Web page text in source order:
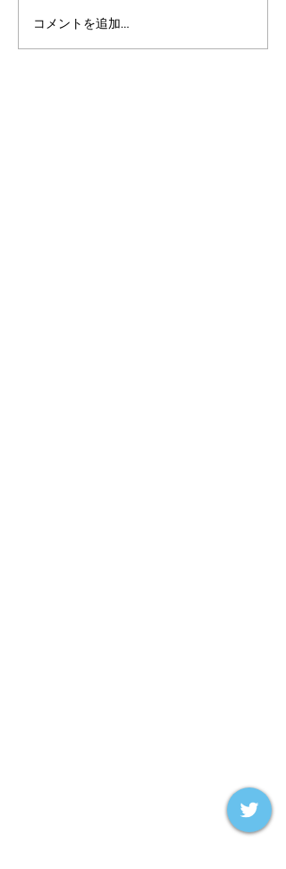
アルゴランドのポスト量
子暗号（PQC）ロードマ
コメントを追加…